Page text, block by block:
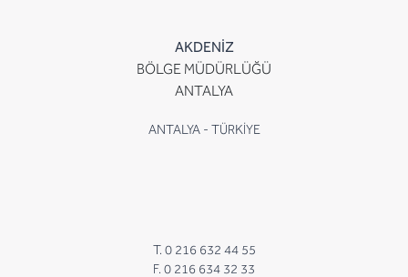
AKDENİZ
BÖLGE MÜDÜRLÜĞÜ
ANTALYA
ANTALYA - TÜRKİYE
T. 0 216 632 44 55
F. 0 216 634 32 33